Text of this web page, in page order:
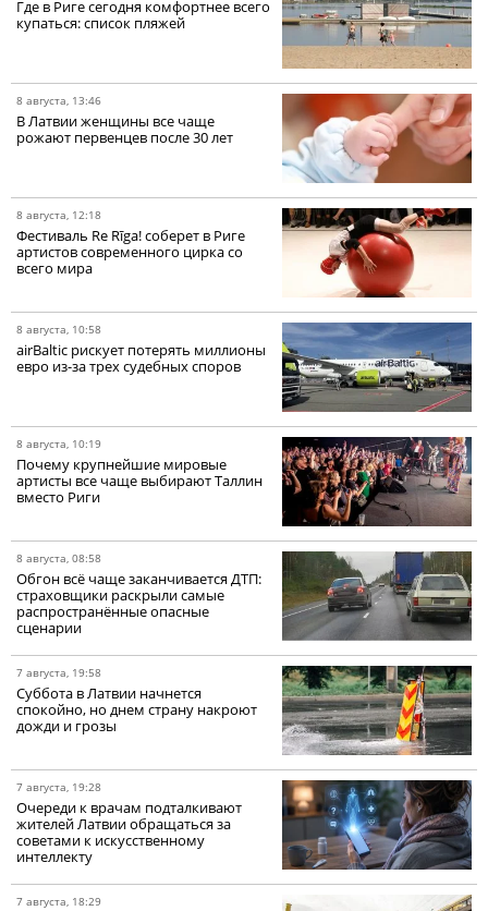
Где в Риге сегодня комфортнее всего
купаться: список пляжей
8 августа, 13:46
В Латвии женщины все чаще
рожают первенцев после 30 лет
8 августа, 12:18
Фестиваль Re Rīga! соберет в Риге
артистов современного цирка со
всего мира
8 августа, 10:58
airBaltic рискует потерять миллионы
евро из-за трех судебных споров
8 августа, 10:19
Почему крупнейшие мировые
артисты все чаще выбирают Таллин
вместо Риги
8 августа, 08:58
Обгон всё чаще заканчивается ДТП:
страховщики раскрыли самые
распространённые опасные
сценарии
7 августа, 19:58
Суббота в Латвии начнется
спокойно, но днем страну накроют
дожди и грозы
7 августа, 19:28
Очереди к врачам подталкивают
жителей Латвии обращаться за
советами к искусственному
интеллекту
7 августа, 18:29